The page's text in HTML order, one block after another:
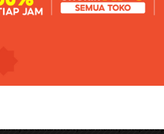
Fungsi Normal Siap Pakai
ditentukan dulu penyebab
selanjutnya adalah membongkar
plus, lalu multimeter (untuk mengecek
dengan teliti dan hati-hati,
vario 125.
adalah menyerahkannya kepada